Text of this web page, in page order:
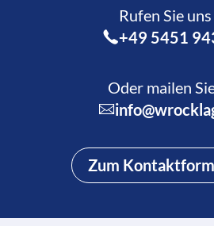
Rufen Sie
+49 5451
Oder mailen
Zum